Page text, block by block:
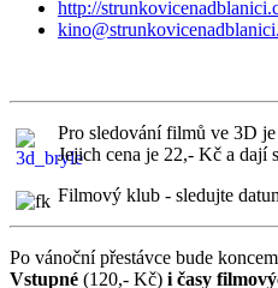
http://
Pro sledování filmů ve 3D
Jejich cena je 22,- Kč a dají
Filmový klub - sledujte
Po vánoční přestávce bude
Vstupné (120,- Kč) i časy